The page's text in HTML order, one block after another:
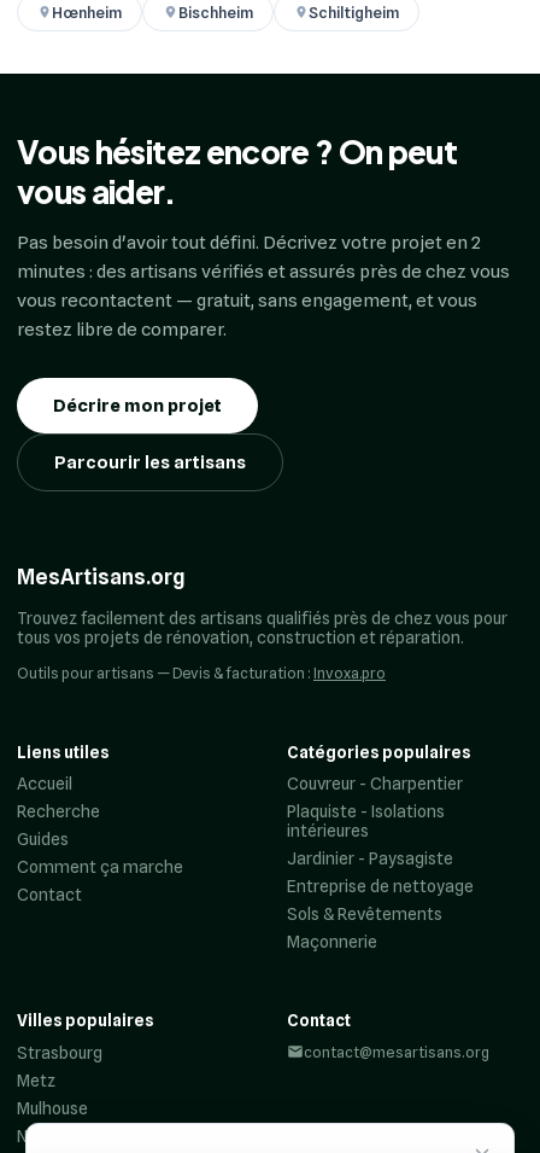
Hœnheim
Bischheim Schiltigheim
Vous hésitez encore ? On peut
vous aider.
Pas besoin d'avoir tout défini. Décrivez votre projet en 2
minutes : des artisans vérifiés et assurés près de chez vous
vous recontactent — gratuit, sans engagement, et vous
restez libre de comparer.
Décrire mon projet
Parcourir les artisans
MesArtisans.org
Trouvez facilement des artisans qualifiés près de chez vous pour
tous vos projets de rénovation, construction et réparation.
Outils pour artisans — Devis & facturation : Invoxa.pro
Liens utiles
Accueil
Recherche
Guides
Comment ça marche
Contact
Catégories populaires
Couvreur - Charpentier
Plaquiste - Isolations
intérieures
Jardinier - Paysagiste
Entreprise de nettoyage
Sols & Revêtements
Maçonnerie
Villes populaires
Strasbourg
Metz
Mulhouse
Nancy
Contact
contact@mesartisans.org